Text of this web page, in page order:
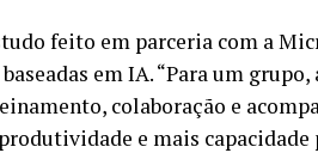
feito em parceria com a
em IA. “Para um
colaboração e
e mais capacidade